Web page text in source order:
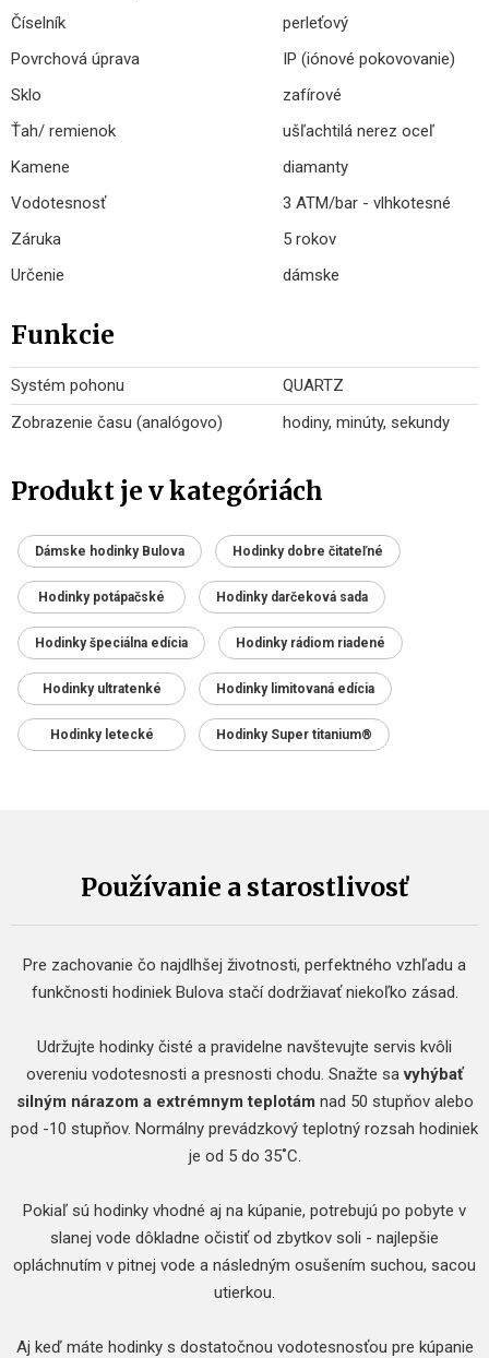
Číselník
perleťový
Povrchová úprava
IP (iónové pokovovanie)
Sklo
zafírové
Ťah/ remienok
ušľachtilá nerez oceľ
Kamene
diamanty
Vodotesnosť
3 ATM/bar - vlhkotesné
Záruka
5 rokov
Určenie
dámske
Funkcie
Systém pohonu
QUARTZ
Zobrazenie času (analógovo)
hodiny, minúty, sekundy
Produkt je v kategóriách
Dámske hodinky Bulova Hodinky dobre čitateľné
Hodinky potápačské Hodinky darčeková sada
Hodinky špeciálna edícia Hodinky rádiom riadené
Hodinky ultratenké Hodinky limitovaná edícia
Hodinky letecké Hodinky Super titanium®
Používanie a starostlivosť
Pre zachovanie čo najdlhšej životnosti, perfektného vzhľadu a
funkčnosti hodiniek Bulova stačí dodržiavať niekoľko zásad.
Udržujte hodinky čisté a pravidelne navštevujte servis kvôli
overeniu vodotesnosti a presnosti chodu. Snažte savyhýbať
silným nárazom a extrémnym teplotám nad 50 stupňov alebo
pod -10 stupňov. Normálny prevádzkový teplotný rozsah hodiniek
je od 5 do 35˚C.
Pokiaľ sú hodinky vhodné aj na kúpanie, potrebujú po pobyte v
slanej vode dôkladne očistiť od zbytkov soli - najlepšie
opláchnutím v pitnej vode a následným osušením suchou, sacou
utierkou.
Aj keď máte hodinky s dostatočnou vodotesnosťou pre kúpanie